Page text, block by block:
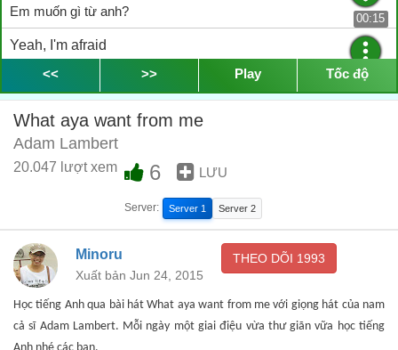
Em muốn gì từ anh?
00:15
Yeah, I'm afraid
Ừ, anh e sợ, em muốn gì từ anh nào?
00:21
Whataya want from me?
Em muốn gì từ anh?
There might have been a time
When I would give myself away
Và anh sẽ hiến dâng cả con người mình
Oh once upon a time
Ôi, đã lâu rồi
I didn't give a damn
<< >> Play Tốc độ
What aya want from me
Adam Lambert
20.047 lượt xem 6 LƯU
Server: Server 1 Server 2
Minoru
Xuất bản Jun 24, 2015
THEO DÕI 1993
Học tiếng Anh qua bài hát What aya want from me với giọng hát của nam
cả sĩ Adam Lambert. Mỗi ngày một giai điệu vừa thư giãn vữa học tiếng